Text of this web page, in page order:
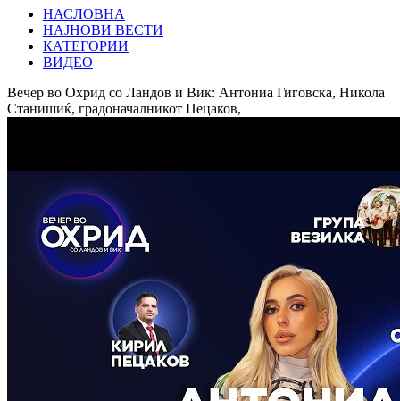
НАСЛОВНА
НАЈНОВИ ВЕСТИ
КАТЕГОРИИ
ВИДЕО
Вечер во Охрид со Ландов и Вик: Антониа Гиговска, Никола
Станишиќ, градоначалникот Пецаков,